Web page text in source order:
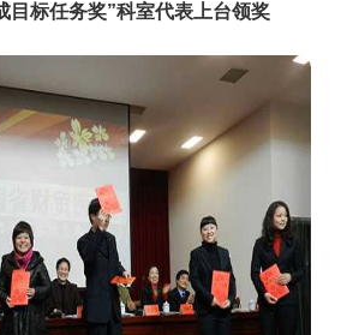
目标任务奖”科室代表上台领奖